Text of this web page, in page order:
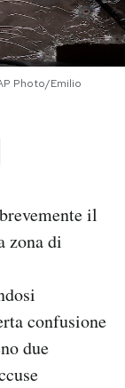
Photo/Emilio
il
zona di
confusione
due